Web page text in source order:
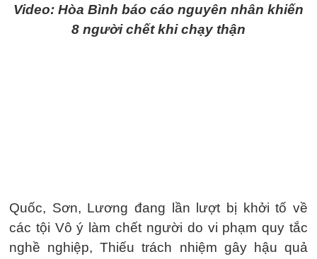
Video: Hòa Bình báo cáo nguyên nhân khiến
8 người chết khi chạy thận
Quốc, Sơn, Lương đang lần lượt bị khởi tố về
các tội Vô ý làm chết người do vi phạm quy tắc
nghề nghiệp, Thiếu trách nhiệm gây hậu quả